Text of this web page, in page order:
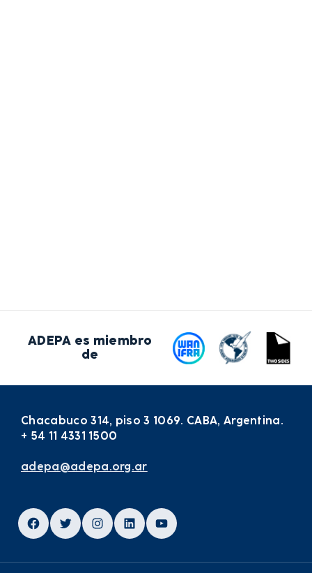
ADEPA es miembro
de
Chacabuco 314, piso 3 1069. CABA, Argentina.
+ 54 11 4331 1500
adepa@adepa.org.ar
Facebook
TwitterInstagram
LinkedInYouTube